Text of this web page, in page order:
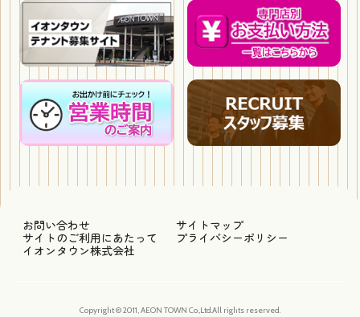
お問い合わせ
サイトマップ
サイトのご利用にあたって
プライバシーポリシー
イオンタウン株式会社
Copyright © 2011, AEON TOWN Co.,Ltd.All rights reserved.